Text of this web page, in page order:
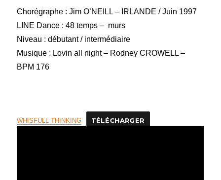
Chorégraphe : Jim O’NEILL – IRLANDE / Juin 1997
LINE Dance : 48 temps – murs
Niveau : débutant / intermédiaire
Musique : Lovin all night – Rodney CROWELL –
BPM 176
WHISFULL THINKING TÉLÉCHARGER